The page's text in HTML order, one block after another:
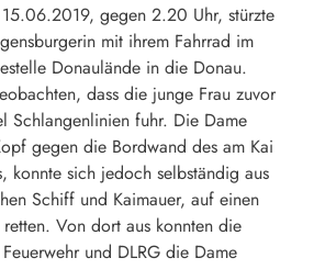
gegen 2.20 Uhr, stürzte
mit ihrem Fahrrad im
Donaulände in die Donau.
dass die junge Frau zuvor
Schlangenlinien fuhr. Die Dame
gegen die Bordwand des am Kai
konnte sich jedoch selbständig aus
Schiff und Kaimauer, auf einen
Von dort aus konnten die
und DLRG die Dame